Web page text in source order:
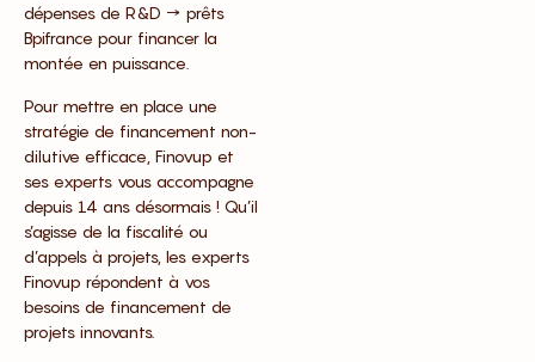
dépenses de R&D → prêts
Bpifrance pour financer la
montée en puissance.
Pour mettre en place une
stratégie de financement non-
dilutive efficace, Finovup et
ses experts vous accompagne
depuis 14 ans désormais ! Qu’il
s’agisse de la fiscalité ou
d’appels à projets, les experts
Finovup répondent à vos
besoins de financement de
projets innovants.